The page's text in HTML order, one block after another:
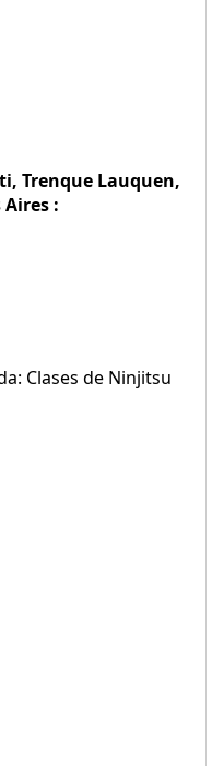
Trenque Lauquen,
:
Clases de Ninjitsu